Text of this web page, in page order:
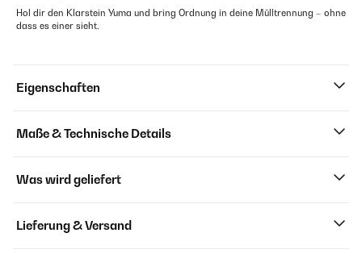
Hol dir den Klarstein Yuma und bring Ordnung in deine Mülltrennung – ohne
dass es einer sieht.
Eigenschaften
Maße & Technische Details
Was wird geliefert
Lieferung & Versand